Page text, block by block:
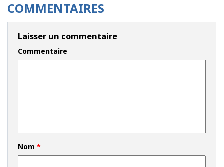
COMMENTAIRES
Laisser un commentaire
Commentaire
Nom *